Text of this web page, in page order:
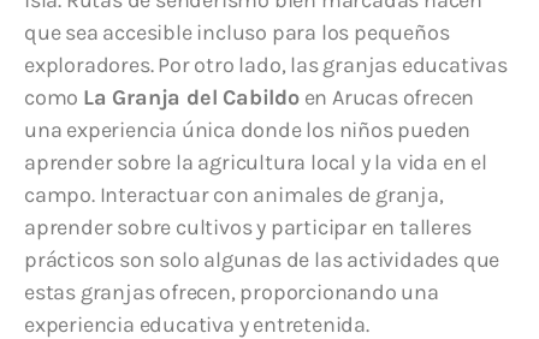
que sea accesible incluso para los pequeños
exploradores. Por otro lado, las granjas educativas
como La Granja del Cabildoen Arucas ofrecen
una experiencia única donde los niños pueden
aprender sobre la agricultura local y la vida en el
campo. Interactuar con animales de granja,
aprender sobre cultivos y participar en talleres
prácticos son solo algunas de las actividades que
estas granjas ofrecen, proporcionando una
experiencia educativa y entretenida.